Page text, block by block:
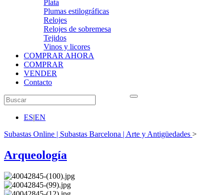
Plata
Plumas estilográficas
Relojes
Relojes de sobremesa
Tejidos
Vinos y licores
COMPRAR AHORA
COMPRAR
VENDER
Contacto
ES|EN
Subastas Online | Subastas Barcelona | Arte y Antigüedades >
Arqueología